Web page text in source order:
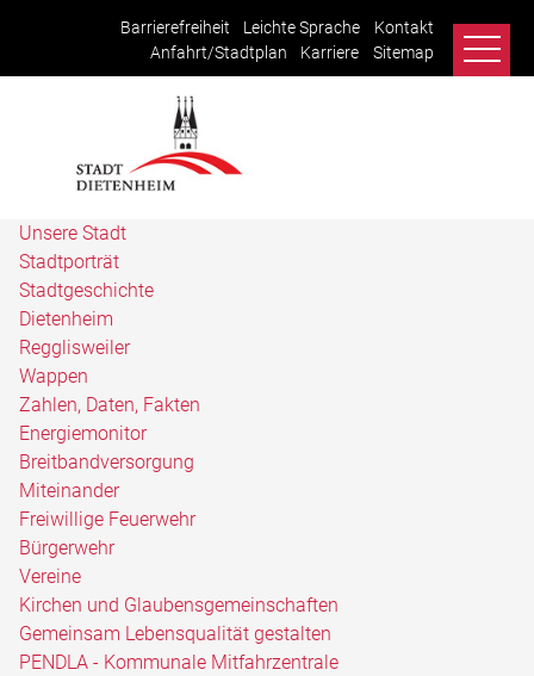
Barrierefreiheit Leichte Sprache
Kontakt
Anfahrt/Stadtplan
Karriere Sitemap
Unsere Stadt
Stadtporträt
Stadtgeschichte
Dietenheim
Regglisweiler
Wappen
Zahlen, Daten, Fakten
Energiemonitor
Breitbandversorgung
Miteinander
Freiwillige Feuerwehr
Bürgerwehr
Vereine
Kirchen und Glaubensgemeinschaften
Gemeinsam Lebensqualität gestalten
PENDLA - Kommunale Mitfahrzentrale